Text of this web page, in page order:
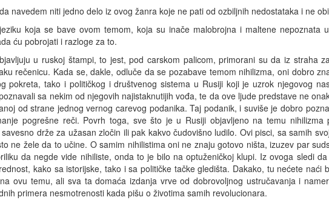
navedem niti jedno delo iz ovog žanra koje ne pati od ozbiljnih nedostataka i ne
koja se bave ovom temom, koja su inače malobrojna i maltene nepoznata
ću pobrojati i razloge za to.
u ruskoj štampi, to jest, pod carskom palicom, primorani su da iz straha
rečenicu. Kada se, dakle, odluče da se pozabave temom nihilizma, oni dobro
pokreta, tako i političkog i društvenog sistema u Rusiji koji je uzrok njegovog
sa nekim od njegovih najistaknutijih vođa, te da ove ljude predstave ne
od strane jednog vernog carevog podanika. Taj podanik, i suviše je dobro
pogrešne reči. Povrh toga, sve što je u Rusiji objavljeno na temu nihilizma
drže za užasan zločin ili pak kakvo čudovišno ludilo. Ovi pisci, sa samih
ne žele da to učine. O samim nihilistima oni ne znaju gotovo ništa, izuzev par
da negde vide nihiliste, onda to je bilo na optuženičkoj klupi. Iz ovoga sledi
kako sa istorijske, tako i sa političke tačke gledišta. Dakako, tu nećete naći
ovu temu, ali sva ta domaća izdanja vrve od dobrovoljnog ustručavanja i
primera nesmotrenosti kada pišu o životima samih revolucionara.